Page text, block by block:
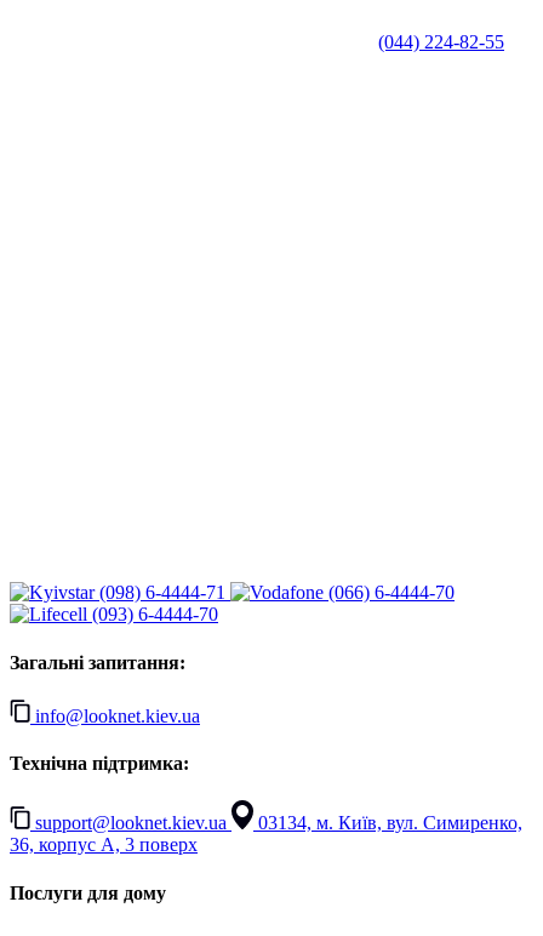
(044) 224-82-55
(098) 6-4444-71
(066) 6-4444-70
(093) 6-4444-70
Загальні запитання:
info@looknet.kiev.ua
Технічна підтримка:
support@looknet.kiev.ua
03134, м. Київ, вул. Симиренко,
36, корпус А, 3 поверх
Послуги для дому